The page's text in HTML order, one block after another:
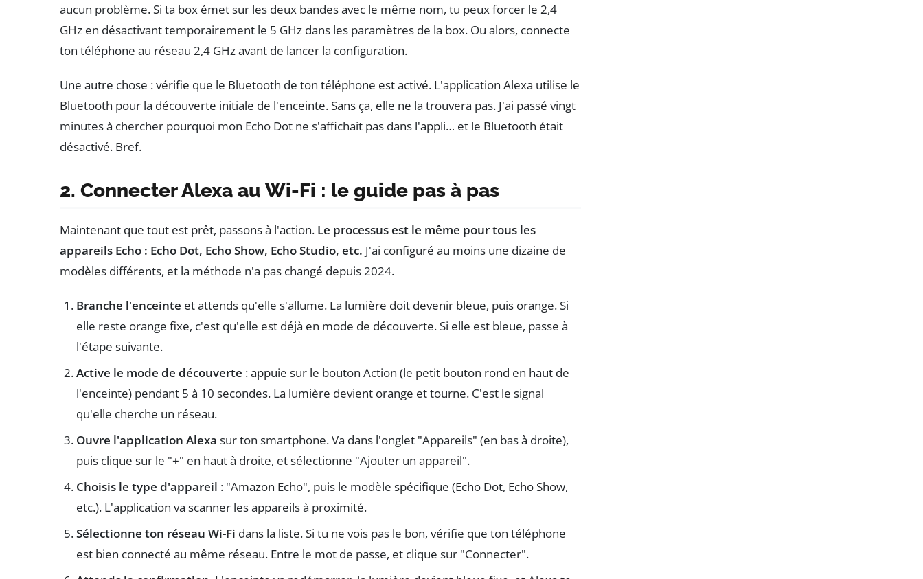
aucun problème. Si ta box émet sur les deux bandes avec le même nom, tu peux forcer le 2,4
GHz en désactivant temporairement le 5 GHz dans les paramètres de la box. Ou alors, connecte
ton téléphone au réseau 2,4 GHz avant de lancer la configuration.
Une autre chose : vérifie que le Bluetooth de ton téléphone est activé. L'application Alexa utilise le
Bluetooth pour la découverte initiale de l'enceinte. Sans ça, elle ne la trouvera pas. J'ai passé vingt
minutes à chercher pourquoi mon Echo Dot ne s'affichait pas dans l'appli… et le Bluetooth était
désactivé. Bref.
2. Connecter Alexa au Wi-Fi : le guide pas à pas
Maintenant que tout est prêt, passons à l'action. Le processus est le même pour tous les
appareils Echo : Echo Dot, Echo Show, Echo Studio, etc. J'ai configuré au moins une dizaine de
modèles différents, et la méthode n'a pas changé depuis 2024.
Branche l'enceinte et attends qu'elle s'allume. La lumière doit devenir bleue, puis orange. Si
elle reste orange fixe, c'est qu'elle est déjà en mode de découverte. Si elle est bleue, passe à
l'étape suivante.
Active le mode de découverte : appuie sur le bouton Action (le petit bouton rond en haut de
l'enceinte) pendant 5 à 10 secondes. La lumière devient orange et tourne. C'est le signal
qu'elle cherche un réseau.
Ouvre l'application Alexa sur ton smartphone. Va dans l'onglet "Appareils" (en bas à droite),
puis clique sur le "+" en haut à droite, et sélectionne "Ajouter un appareil".
Choisis le type d'appareil : "Amazon Echo", puis le modèle spécifique (Echo Dot, Echo Show,
etc.). L'application va scanner les appareils à proximité.
Sélectionne ton réseau Wi-Fi dans la liste. Si tu ne vois pas le bon, vérifie que ton téléphone
est bien connecté au même réseau. Entre le mot de passe, et clique sur "Connecter".